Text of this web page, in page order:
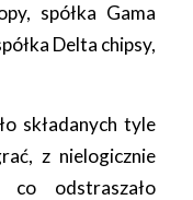
spółka Gama
Delta chipsy,
składanych tyle
z nielogicznie
co odstraszało